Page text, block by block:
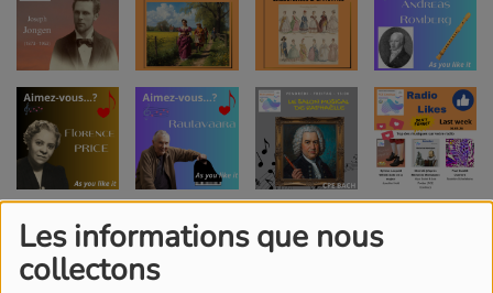
Les informations que nous
collectons